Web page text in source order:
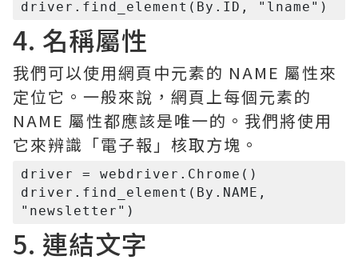
4. 名稱屬性
我們可以使用網頁中元素的 NAME 屬性來
定位它。一般來說，網頁上每個元素的
NAME 屬性都應該是唯一的。我們將使用
它來辨識「電子報」核取方塊。
driver = webdriver.Chrome()
driver.find_element(By.NAME,
5. 連結文字